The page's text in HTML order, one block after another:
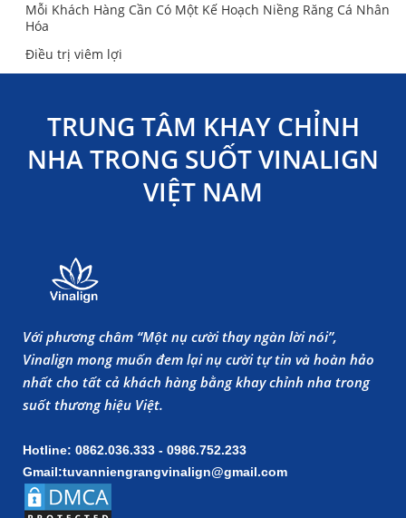
Mỗi Khách Hàng Cần Có Một Kế Hoạch Niềng Răng Cá Nhân
Hóa
Điều trị viêm lợi
TRUNG TÂM KHAY CHỈNH
NHA TRONG SUỐT VINALIGN
VIỆT NAM
Với phương châm “Một nụ cười thay ngàn lời nói”,
Vinalign mong muốn đem lại nụ cười tự tin và hoàn hảo
nhất cho tất cả khách hàng bằng khay chỉnh nha trong
suốt thương hiệu Việt.
Hotline: 0862.036.333 - 0986.752.233
Gmail:tuvanniengrangvinalign@gmail.com